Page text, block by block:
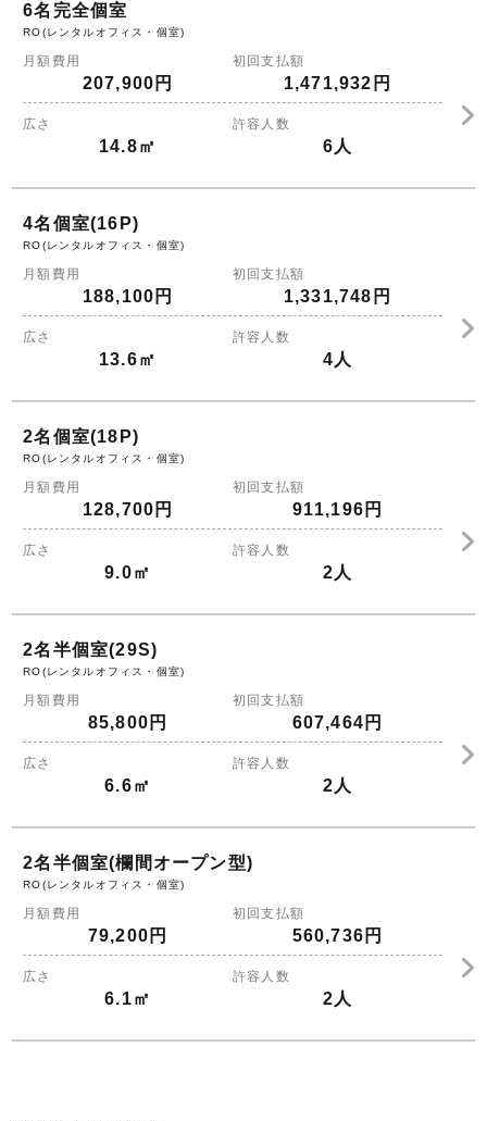
6名完全個室
RO(レンタルオフィス・個室)
月額費用
207,900円
初回支払額
1,471,932円
広さ
14.8㎡
許容人数
6人
4名個室(16P)
RO(レンタルオフィス・個室)
月額費用
188,100円
初回支払額
1,331,748円
広さ
13.6㎡
許容人数
4人
2名個室(18P)
RO(レンタルオフィス・個室)
月額費用
128,700円
初回支払額
911,196円
広さ
9.0㎡
許容人数
2人
2名半個室(29S)
RO(レンタルオフィス・個室)
月額費用
85,800円
初回支払額
607,464円
広さ
6.6㎡
許容人数
2人
2名半個室(欄間オープン型)
RO(レンタルオフィス・個室)
月額費用
79,200円
初回支払額
560,736円
広さ
6.1㎡
許容人数
2人